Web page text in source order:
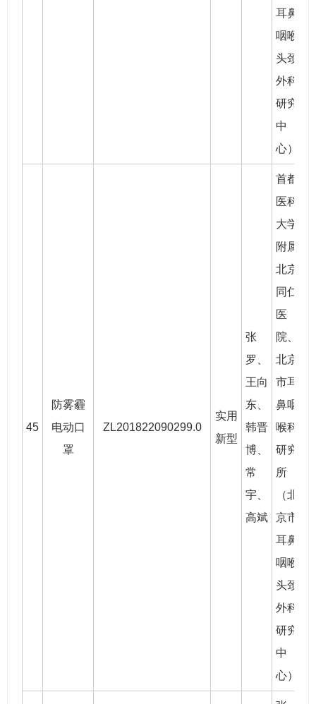
耳鼻
咽喉
头颈
外科
研究
中
心）
45
防雾霾
电动口
罩
ZL201822090299.0
实用
新型
张
罗
王向
东
韩晋
博
常
宇、
高斌
首都
医科
大学
附属
北京
同仁
医
院、
北京
市耳
鼻咽
喉科
研究
所
（北
京市
耳鼻
咽喉
头颈
外科
研究
中
心）